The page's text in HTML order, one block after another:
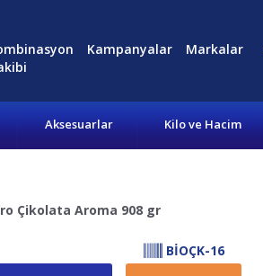
Kampanyalar Markalar
Aksesuarlar Kilo ve Hacim
Çikolata Aroma 908 gr
BİOÇK-16